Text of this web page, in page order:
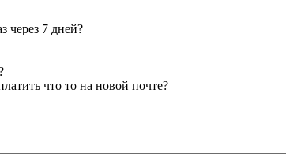
через 7 дней?
что то на новой почте?